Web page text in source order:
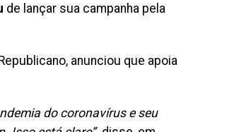
de lançar sua campanha pela
anunciou que apoia
do coronavírus e seu